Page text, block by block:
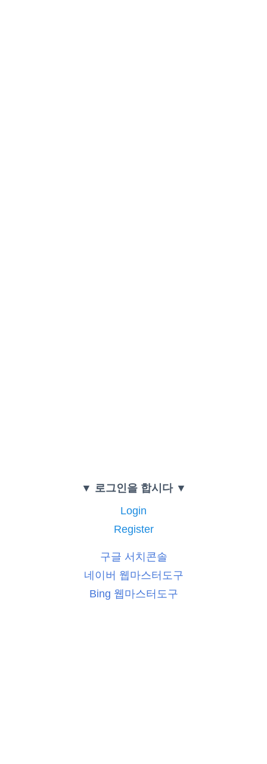
▼ 로그인을 합시다 ▼
Login
Register
구글 서치콘솔
네이버 웹마스터도구
Bing 웹마스터도구